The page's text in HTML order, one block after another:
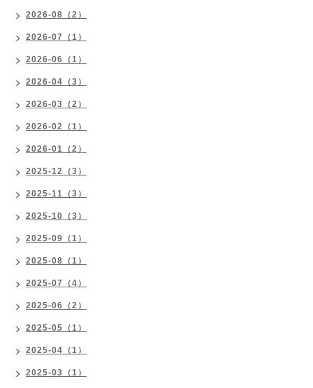
2026-08（2）
2026-07（1）
2026-06（1）
2026-04（3）
2026-03（2）
2026-02（1）
2026-01（2）
2025-12（3）
2025-11（3）
2025-10（3）
2025-09（1）
2025-08（1）
2025-07（4）
2025-06（2）
2025-05（1）
2025-04（1）
2025-03（1）